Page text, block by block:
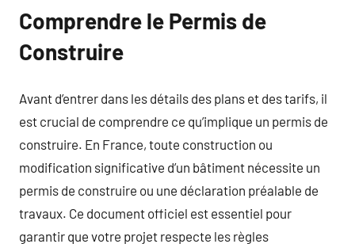
Comprendre le Permis de
Construire
Avant d’entrer dans les détails des plans et des tarifs, il
est crucial de comprendre ce qu’implique un permis de
construire. En France, toute construction ou
modification significative d’un bâtiment nécessite un
permis de construire ou une déclaration préalable de
travaux. Ce document officiel est essentiel pour
garantir que votre projet respecte les règles